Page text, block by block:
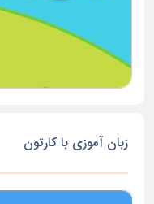
زبان آموزی با کارتون